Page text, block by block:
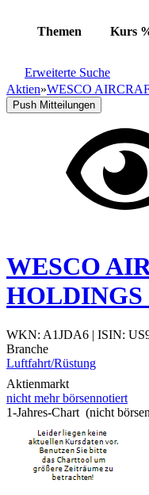
Themen Kurs
Erweiterte Suche
Aktien»WESCO
Push Mitteilungen
WESCO
HOLDINGS
WKN: A1JDA6 | ISIN:
Branche
Luftfahrt/Rüstung
Aktienmarkt
nicht mehr börsennotiert
1-Jahres-Chart (nicht